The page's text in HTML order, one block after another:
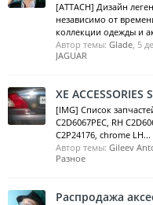
[ATTACH] Дизайн
независимо от
коллекции одежды и
Автор темы: Glade, 5
JAGUAR
XE ACCESSORIES
[IMG] Список
C2D6067PEC, RH
C2P24176, chrome LH...
Автор темы: Gileev
Разное
Распродажа